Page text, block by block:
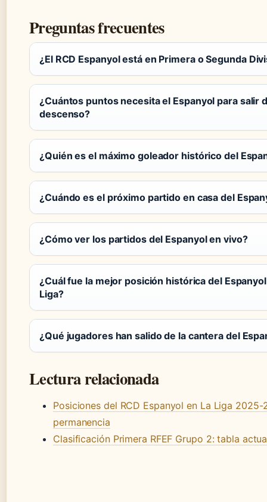
Preguntas frecuentes
¿El RCD Espanyol está en Primera o Segunda
¿Cuántos puntos necesita el Espanyol para salir
descenso?
¿Quién es el máximo goleador histórico del
¿Cuándo es el próximo partido en casa del
¿Cómo ver los partidos del Espanyol en vivo?
¿Cuál fue la mejor posición histórica del
Liga?
¿Qué jugadores han salido de la cantera del
Lectura relacionada
Posiciones del RCD Espanyol en La Liga 2025-
permanencia
Clasificación Primera RFEF Grupo 2: tabla